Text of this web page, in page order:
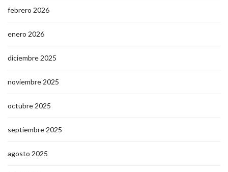
febrero 2026
enero 2026
diciembre 2025
noviembre 2025
octubre 2025
septiembre 2025
agosto 2025